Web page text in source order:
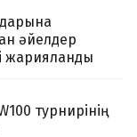
әйелдер
жарияланды
турнирінің